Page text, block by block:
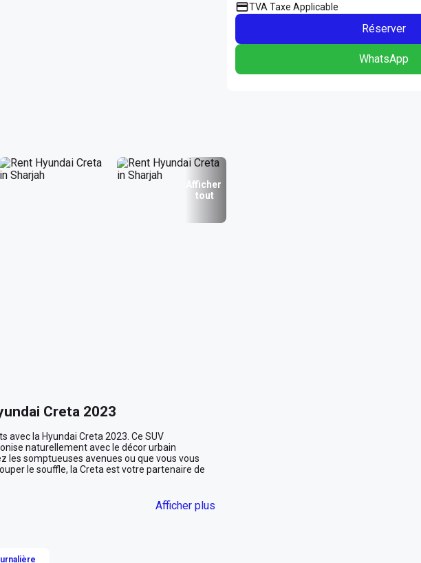
Afficher
tout
Creta 2023
avec la Hyundai Creta 2023. Ce SUV
naturellement avec le décor urbain
les somptueuses avenues ou que vous vous
le souffle, la Creta est votre partenaire de
votre cocon personnel en plein cœur des Émirats.
Afficher plus
TVA Taxe Applicable
Réserver
WhatsApp